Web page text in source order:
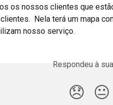
os nossos clientes que
Nela terá um mapa
nosso serviço.
Respondeu à
😞 😐